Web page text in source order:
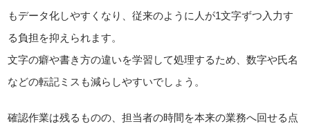
もデータ化しやすくなり、従来のように人が1文字ずつ入力す
る負担を抑えられます。
文字の癖や書き方の違いを学習して処理するため、数字や氏名
などの転記ミスも減らしやすいでしょう。
確認作業は残るものの、担当者の時間を本来の業務へ回せる点